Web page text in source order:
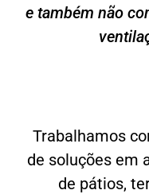
e também não
Trabalhamos
de soluções em
de pátios,